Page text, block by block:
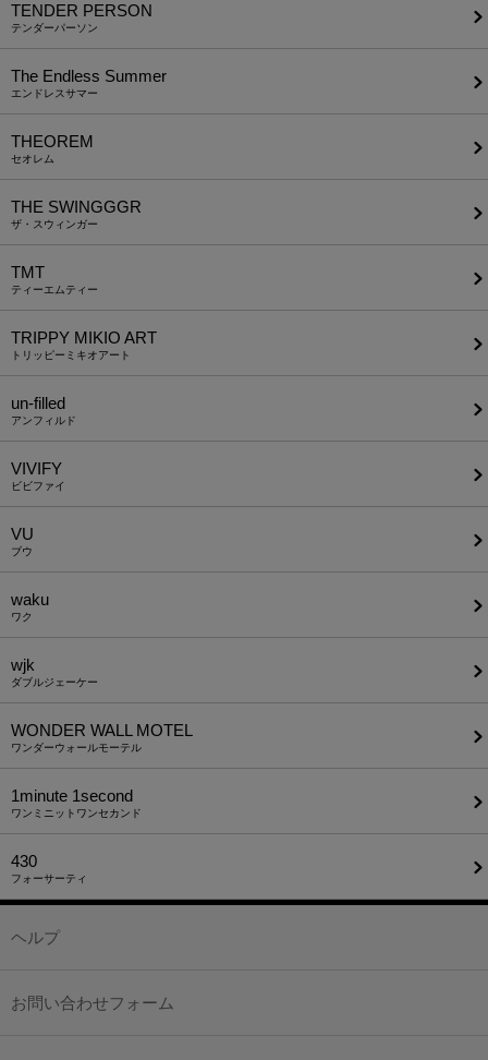
TENDER PERSON
テンダーパーソン
The Endless Summer
エンドレスサマー
THEOREM
セオレム
THE SWINGGGR
ザ・スウィンガー
TMT
ティーエムティー
TRIPPY MIKIO ART
トリッピーミキオアート
un-filled
アンフィルド
VIVIFY
ビビファイ
VU
ブウ
waku
ワク
wjk
ダブルジェーケー
WONDER WALL MOTEL
ワンダーウォールモーテル
1minute​ 1second
ワンミニットワンセカンド
430
フォーサーティ
ヘルプ
お問い合わせフォーム